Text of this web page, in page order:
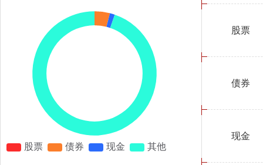
股票
债券
现金